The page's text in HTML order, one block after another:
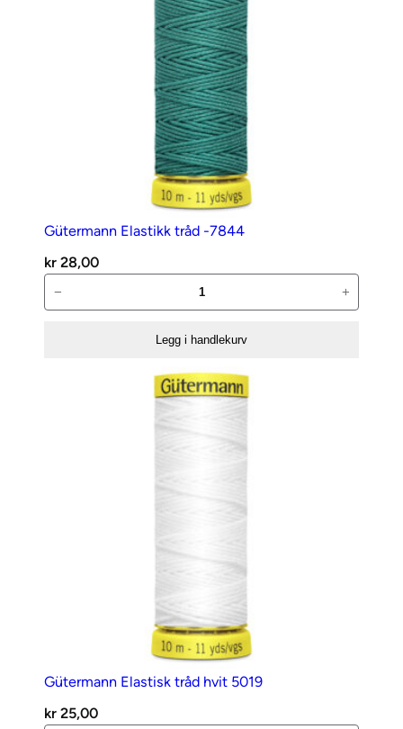
Gütermann Elastikk tråd -7844
kr 28,00
Elastikk
− +
Legg i handlekurv
Gütermann Elastisk tråd hvit 5019
kr 25,00